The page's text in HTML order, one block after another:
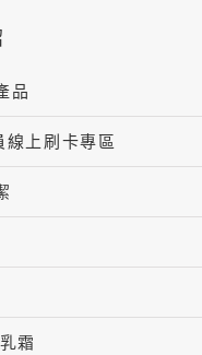
品
上刷卡專區
霜